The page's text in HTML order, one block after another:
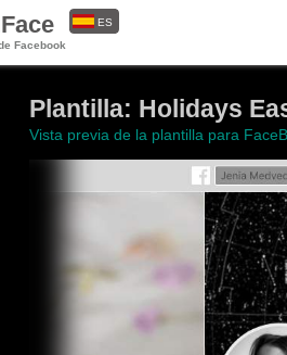
Facebook
ES
Plantilla: Holidays
Vista previa de la plantilla para